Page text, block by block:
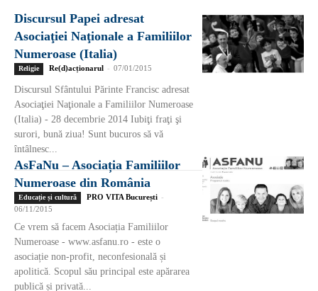
Discursul Papei adresat
Asociaţiei Naţionale a Familiilor
Numeroase (Italia)
Religie Re(d)acționarul - 07/01/2015
Discursul Sfântului Părinte Francisc adresat
Asociaţiei Naţionale a Familiilor Numeroase
(Italia) - 28 decembrie 2014 Iubiţi fraţi şi
surori, bună ziua! Sunt bucuros să vă
întâlnesc...
AsFaNu – Asociația Familiilor
Numeroase din România
Educație și cultură PRO VITA București -
06/11/2015
Ce vrem să facem Asociația Familiilor
Numeroase - www.asfanu.ro - este o
asociație non-profit, neconfesională și
apolitică. Scopul său principal este apărarea
publică și privată...